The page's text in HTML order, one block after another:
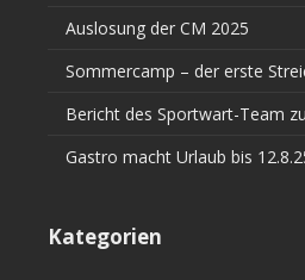
Auslosung der CM 2025
Sommercamp – der erste
Bericht des Sportwart-Team
Gastro macht Urlaub bis
Kategorien